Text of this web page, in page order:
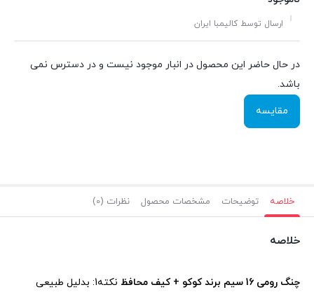
ارسال توسط کالیمبا ایران
در حال حاضر این محصول در انبار موجود نیست و در دسترس نمی
باشد.
مقایسه
خلاصه توضیحات مشخصات محصول نظرات (0)
خلاصه
چنگ رومی 16 سیم برند کوکو + کیف محافظ
نکته1: بدلیل طبیعی